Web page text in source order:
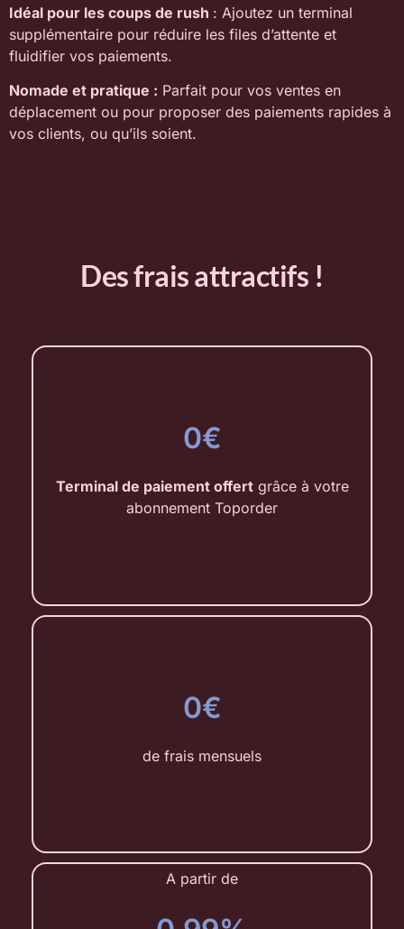
Idéal pour les coups de rush : Ajoutez un terminal
supplémentaire pour réduire les files d’attente et
fluidifier vos paiements.
Nomade et pratique : Parfait pour vos ventes en
déplacement ou pour proposer des paiements rapides à
vos clients, ou qu’ils soient.
Des frais attractifs !
0€
Terminal de paiement offertgrâce à votre
abonnement Toporder
0€
de frais mensuels
A partir de